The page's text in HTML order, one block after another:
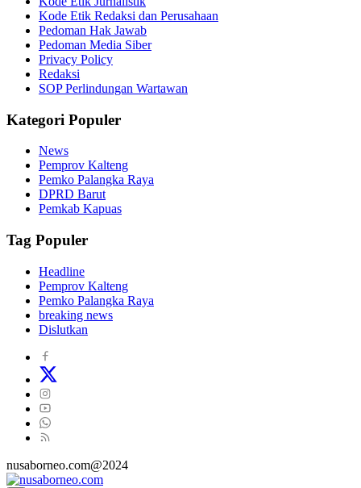
Kode Etik Redaksi dan Perusahaan
Pedoman Hak Jawab
Pedoman Media Siber
Privacy Policy
Redaksi
SOP Perlindungan Wartawan
Kategori Populer
News
Pemprov Kalteng
Pemko Palangka Raya
DPRD Barut
Pemkab Kapuas
Tag Populer
Headline
Pemprov Kalteng
Pemko Palangka Raya
breaking news
Dislutkan
nusaborneo.com@2024